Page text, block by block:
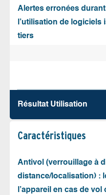
Alertes erronées
l’utilisation de
tiers
Résultat Utilisation
Caractéristiques
Antivol (verrouillage à
distance/localisation) :
l’appareil en cas de